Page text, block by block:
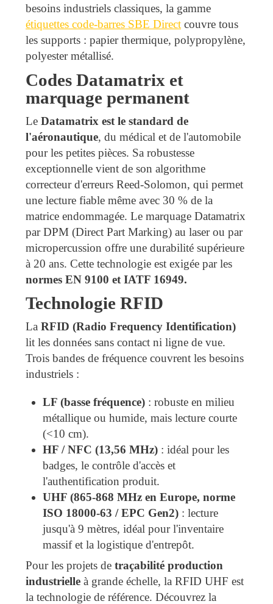
besoins industriels classiques, la gamme
étiquettes code-barres SBE Direct couvre tous
les supports : papier thermique, polypropylène,
polyester métallisé.
Codes Datamatrix et
marquage permanent
Le Datamatrix est le standard de
l'aéronautique, du médical et de l'automobile
pour les petites pièces. Sa robustesse
exceptionnelle vient de son algorithme
correcteur d'erreurs Reed-Solomon, qui permet
une lecture fiable même avec 30 % de la
matrice endommagée. Le marquage Datamatrix
par DPM (Direct Part Marking) au laser ou par
micropercussion offre une durabilité supérieure
à 20 ans. Cette technologie est exigée par les
normes EN 9100 et IATF 16949.
Technologie RFID
La RFID (Radio Frequency Identification)
lit les données sans contact ni ligne de vue.
Trois bandes de fréquence couvrent les besoins
industriels :
LF (basse fréquence) : robuste en milieu
métallique ou humide, mais lecture courte
(<10 cm).
HF / NFC (13,56 MHz) : idéal pour les
badges, le contrôle d'accès et
l'authentification produit.
UHF (865-868 MHz en Europe, norme
ISO 18000-63 / EPC Gen2) : lecture
jusqu'à 9 mètres, idéal pour l'inventaire
massif et la logistique d'entrepôt.
Pour les projets de traçabilité production
industrielle à grande échelle, la RFID UHF est
la technologie de référence. Découvrez la